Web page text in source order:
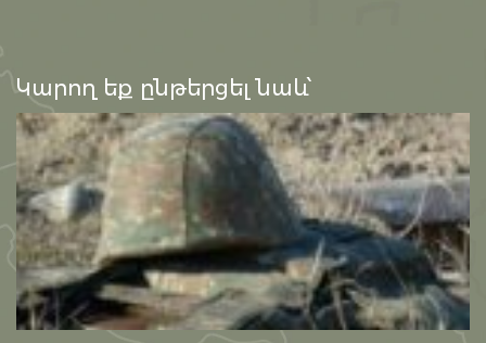
Կարող եք ընթերցել նաև՝